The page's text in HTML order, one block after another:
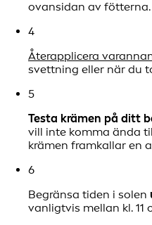
ovansidan av fötterna.
4
Återapplicera
svettning eller när du
5
Testa krämen på ditt
vill inte komma ända
krämen framkallar en
6
Begränsa tiden i solen
vanligtvis mellan kl. 11